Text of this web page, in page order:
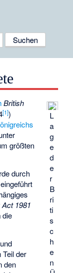
L
a
g
e
d
e
r
B
ri
ti
s
c
h
e
n
British
[1])
größten
durch
1981
die
und
Teil der
den